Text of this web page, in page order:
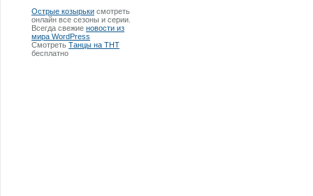
Острые козырьки смотреть
онлайн все сезоны и серии.
Всегда свежие новости из
мира WordPress
Смотреть Танцы на ТНТ
бесплатно